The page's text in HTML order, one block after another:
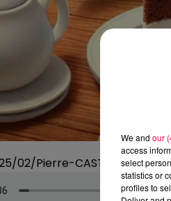
02/Pierre-CASTOR-
We and our
access
select
statistics or
profiles to